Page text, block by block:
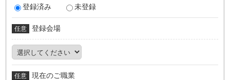
登録済み 未登録
任意 登録会場
任意 現在のご職業